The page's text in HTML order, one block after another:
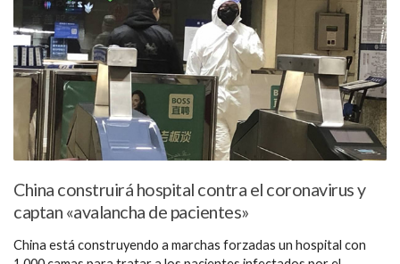
China construirá hospital contra el coronavirus y
captan «avalancha de pacientes»
China está construyendo a marchas forzadas un hospital con